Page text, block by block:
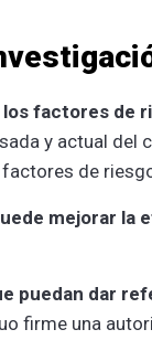
factores de
y actual
de
mejorar la
puedan dar
firme una